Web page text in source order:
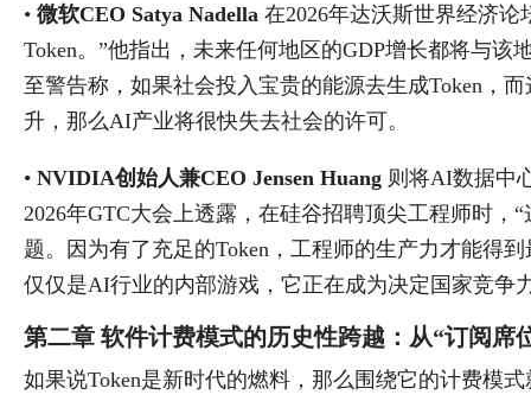
• 微软CEO Satya Nadella 在2026年达沃斯世界经济
Token。”他指出，未来任何地区的GDP增长都将与
至警告称，如果社会投入宝贵的能源去生成Token，
升，那么AI产业将很快失去社会的许可。
• NVIDIA创始人兼CEO Jensen Huang 则将AI数据中
2026年GTC大会上透露，在硅谷招聘顶尖工程师时，
题。因为有了充足的Token，工程师的生产力才能得
仅仅是AI行业的内部游戏，它正在成为决定国家竞争
第二章 软件计费模式的历史性跨越：从“订阅席
如果说Token是新时代的燃料，那么围绕它的计费模